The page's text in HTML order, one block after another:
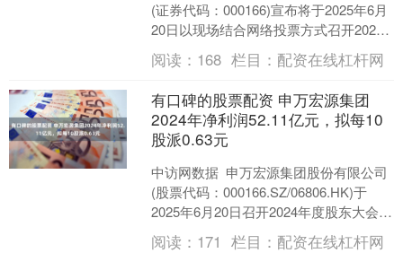
(证券代码：000166)宣布将于2025年6月
20日以现场结合网络投票方式召开2024
年度股东大会。会议将审议包括董事
会....
阅读： 168 栏目： 配资在线杠杆网
有口碑的股票配资 申万宏源集团
2024年净利润52.11亿元，拟每10
股派0.63元
中访网数据 申万宏源集团股份有限公司
(股票代码：000166.SZ/06806.HK)于
2025年6月20日召开2024年度股东大会，
审议通过多项重要议案。2....
阅读： 171 栏目： 配资在线杠杆网